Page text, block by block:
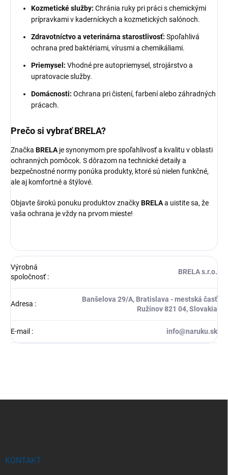
Kozmetické služby: Chránia ruky pri práci s chemickými
prípravkami v kaderníckych a kozmetických salónoch.
Zdravotníctvo a veterinárna starostlivosť: Spoľahlivá
ochrana pred baktériami, vírusmi a chemikáliami.
Priemysel: Vhodné pre autopriemysel, strojárstvo a
upratovacie služby.
Domácnosti: Ochrana pri čistení, farbení alebo záhradných
prácach.
Prečo si vybrať BRELA?
Značka BRELA je synonymom pre spoľahlivosť a kvalitu v oblasti
ochranných pomôcok. S dôrazom na technické detaily a
bezpečnostné normy ponúka produkty, ktoré sú nielen funkčné,
ale aj komfortné a štýlové.
Objavte širokú ponuku produktov značkyBRELAa uistite sa, že
vaša ochrana je vždy na prvom mieste!
Výrobná
spoločnosť:
BRELA s.r.o.
Adresa :
Banšelova 29/A, Bratislava - mestská časť
Ružinov 821 04, Slovakia
E-mail : info@naruku.sk
KONTAKT